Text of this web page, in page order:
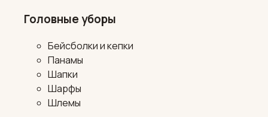
Головные уборы
Бейсболки и кепки
Панамы
Шапки
Шарфы
Шлемы